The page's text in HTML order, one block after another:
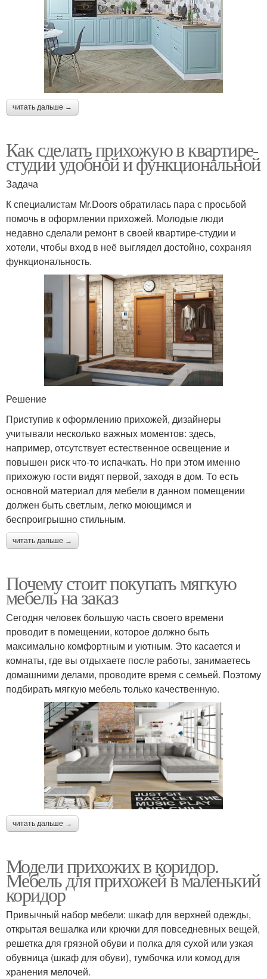
читать дальше →
Как сделать прихожую в квартире-
студии удобной и функциональной
Задача
К специалистам Mr.Doors обратилась пара с просьбой
помочь в оформлении прихожей. Молодые люди
недавно сделали ремонт в своей квартире-студии и
хотели, чтобы вход в неё выглядел достойно, сохраняя
функциональность.
Решение
Приступив к оформлению прихожей, дизайнеры
учитывали несколько важных моментов: здесь,
например, отсутствует естественное освещение и
повышен риск что-то испачкать. Но при этом именно
прихожую гости видят первой, заходя в дом. То есть
основной материал для мебели в данном помещении
должен быть светлым, легко моющимся и
беспроигрышно стильным.
читать дальше →
Почему стоит покупать мягкую
мебель на заказ
Сегодня человек большую часть своего времени
проводит в помещении, которое должно быть
максимально комфортным и уютным. Это касается и
комнаты, где вы отдыхаете после работы, занимаетесь
домашними делами, проводите время с семьей. Поэтому
подбирать мягкую мебель только качественную.
читать дальше →
Модели прихожих в коридор.
Мебель для прихожей в маленький
коридор
Привычный набор мебели: шкаф для верхней одежды,
открытая вешалка или крючки для повседневных вещей,
решетка для грязной обуви и полка для сухой или узкая
обувница (шкаф для обуви), тумбочка или комод для
хранения мелочей.